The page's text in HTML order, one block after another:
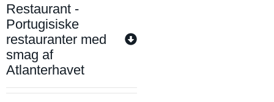
Restaurant -
Portugisiske
restauranter med
smag af
Atlanterhavet